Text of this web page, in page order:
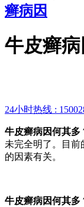
癣病因
牛皮癣
24小时热线 :
牛皮癣病因何其多
未完全明了。目
的因素有关。
牛皮癣病因何其多